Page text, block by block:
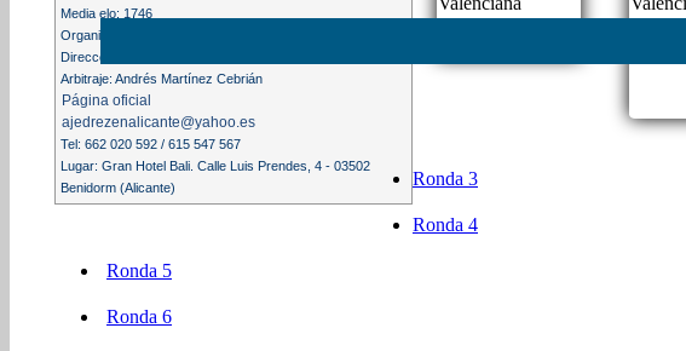
Media elo: 1746
Organización: Alfonso Pedraza Mancilla
Direcccccción: Alfonso Pedraza Mansilla
Arbitraje: Andrés Martínez Cebrián
Página oficial
ajedrezenalicante@yahoo.es
Tel: 662 020 592 / 615 547 567
Lugar: Gran Hotel Bali. Calle Luis Prendes, 4 - 03502
Benidorm (Alicante)
Ronda 3
Ronda 4
Ronda 5
Ronda 6